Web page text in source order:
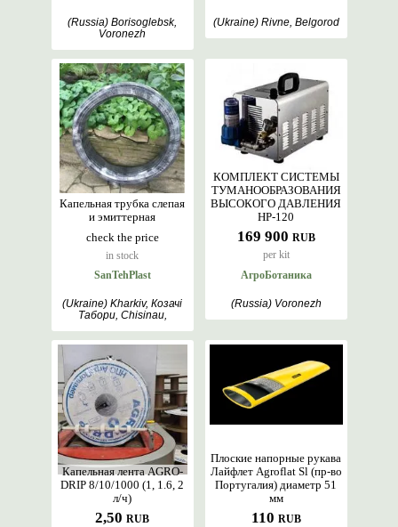
(Russia) Borisoglebsk,
Voronezh
(Ukraine) Rivne, Belgorod
check the price
in stock
Капельная трубка слепая
и эмиттерная
SanTehPlast
(Ukraine) Kharkiv, Козачі
Табори, Chisinau,
169 900 RUB
per kit
КОМПЛЕКТ СИСТЕМЫ
ТУМАНООБРАЗОВАНИЯ
ВЫСОКОГО ДАВЛЕНИЯ
HP-120
АгроБотаника
(Russia) Voronezh
2,50 RUB
Капельная лента AGRO-
DRIP 8/10/1000 (1, 1.6, 2
л/ч)
110 RUB
Плоские напорные рукава
Лайфлет Agroflat Sl (пр-во
Португалия) диаметр 51
мм